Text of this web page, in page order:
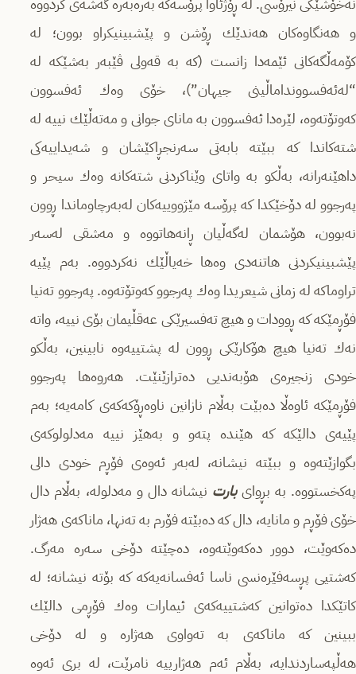
و هەنگاوەكان هەندێك ڕۆشن و پێشبینیكراو بوون؛ لە
كۆمەڵگەكانى ئێمەدا زانست (كە بە قەولى ڤێبەر بەشێكە لە
“لەئەفسوونداماڵینى جیهان”)، خۆى وەك ئەفسوون
كەوتۆتەوە، لێرەدا ئەفسوون بە ماناى جوانى و مەتەڵێك نییە لە
شتەكاندا كە ببێتە بابەتى سەرنجڕاكێشان و شەیداییەكى
داهێنەرانە، بەڵكو بە واتاى وێناكردنى شتەكانە وەك سیحر و
پەرجوو لە دۆخێكدا كە پرۆسە مێژووییەكان لەبەرچاوماندا ڕوون
نەبوون، هۆشمان لەگەڵیان ڕانەهاتووە و مەشقى لەسەر
پێشبینیكردنى هاتنەدى وەها خەیاڵێك نەكردووە. بەم پێیە
تراوماكە لە زمانى شیعریدا وەك پەرجوو كەوتۆتەوە. پەرجوو تەنیا
فۆڕمێكە كە ڕوودات و هیچ تەفسیرێكى عەقڵیمان بۆى نییە، واتە
نەك تەنیا هیچ هۆكارێكى ڕوون لە پشتییەوە نابینین، بەڵكو
خودى زنجیرەى هۆبەندیى دەترازێنێت. هەروەها پەرجوو
فۆڕمێكە ئاوەڵا دەبێت بەڵام نازانین ناوەڕۆكەكەى كامەیە؛ بەم
پێیەى دالێكە كە هێندە پتەو و بەهێز نییە مەدلولوكەى
بگوازێتەوە و ببێتە نیشانە، لەبەر ئەوەى فۆڕم خودى دالى
پەكخستووە. بە بڕواىبارت نیشانە دال و مەدلولە، بەڵام دال
خۆى فۆڕم و مانایە، دال كە دەبێتە فۆرم بە تەنها، ماناكەى هەژار
دەكەوێت، دوور دەكەوێتەوە، دەچێتە دۆخى سەرە مەرگ.
كەشتیى پڕسەفێرەنسى ناسا ئەفسانەیەكە كە بۆتە نیشانە؛ لە
كاتێكدا دەتوانین كەشتییەكەى ئیمارات وەك فۆڕمى دالێك
ببینین كە ماناكەى بە تەواوى هەژارە و لە دۆخى
هەڵپەساردندایە، بەڵام ئەم هەژارییە نامرێت، لە برى ئەوە